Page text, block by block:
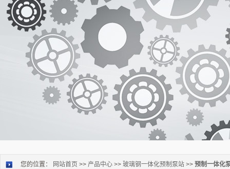
您的位置： 网站首页 >> 产品中心 >> 玻璃钢一体化预制泵站 >> 预制一体化